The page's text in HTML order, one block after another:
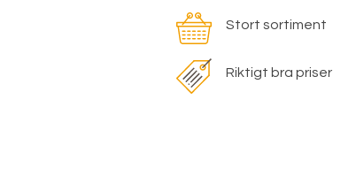
Stort sortiment
Riktigt bra priser